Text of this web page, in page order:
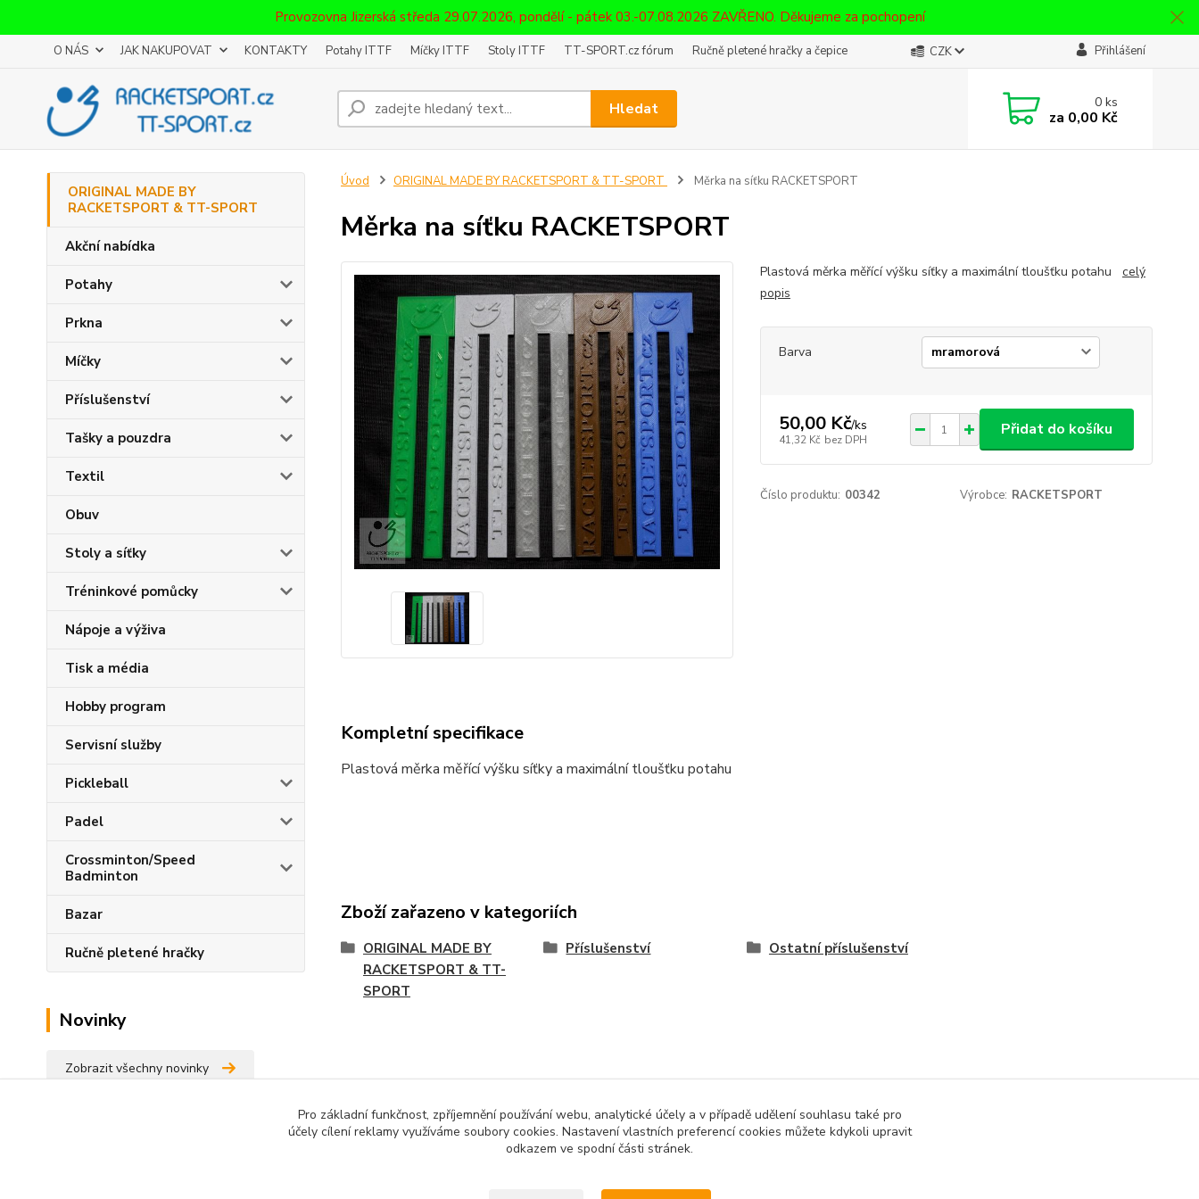
Provozovna Jizerská středa 29.07.2026, pondělí - pátek 03.-07.08.2026 ZAVŘENO. Děkujeme za pochopení
O NÁS JAK NAKUPOVAT KONTAKTY Potahy ITTF Míčky ITTF Stoly ITTF TT-SPORT.cz fórum Ručně pletené hračky a čepice CZK Přihlášení
Hledat 0ks
za 0,00 Kč
ORIGINAL MADE BY
RACKETSPORT & TT-SPORT
Akční nabídka
Potahy
Prkna
Míčky
Příslušenství
Tašky a pouzdra
Textil
Obuv
Stoly a síťky
Tréninkové pomůcky
Nápoje a výživa
Tisk a média
Hobby program
Servisní služby
Pickleball
Padel
Crossminton/Speed
Badminton
Bazar
Ručně pletené hračky
Novinky
Zobrazit všechny novinky
Úvod ORIGINAL MADE BY RACKETSPORT & TT-SPORT Měrka na síťku RACKETSPORT
Měrka na síťku RACKETSPORT
Plastová měrka měřící výšku síťky a maximální tloušťku potahu celý
popis
Barva
50,00 Kč/ks
41,32 Kč bez DPH
Přidat do košíku
Číslo produktu: 00342 Výrobce: RACKETSPORT
Kompletní specifikace
Plastová měrka měřící výšku síťky a maximální tloušťku potahu
Zboží zařazeno v kategoriích
ORIGINAL MADE BY
RACKETSPORT & TT-
SPORT
Příslušenství Ostatní příslušenství
Pro základní funkčnost, zpříjemnění používání webu, analytické účely a v případě udělení souhlasu také pro
účely cílení reklamy využíváme soubory cookies. Nastavení vlastních preferencí cookies můžete kdykoli upravit
odkazem ve spodní části stránek.